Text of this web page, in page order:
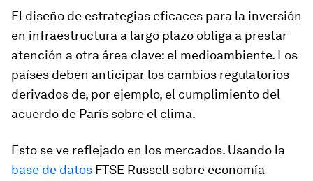
El diseño de estrategias eficaces para la inversión
en infraestructura a largo plazo obliga a prestar
atención a otra área clave: el medioambiente. Los
países deben anticipar los cambios regulatorios
derivados de, por ejemplo, el cumplimiento del
acuerdo de París sobre el clima.
Esto se ve reflejado en los mercados. Usando la
base de datos FTSE Russell sobre economía